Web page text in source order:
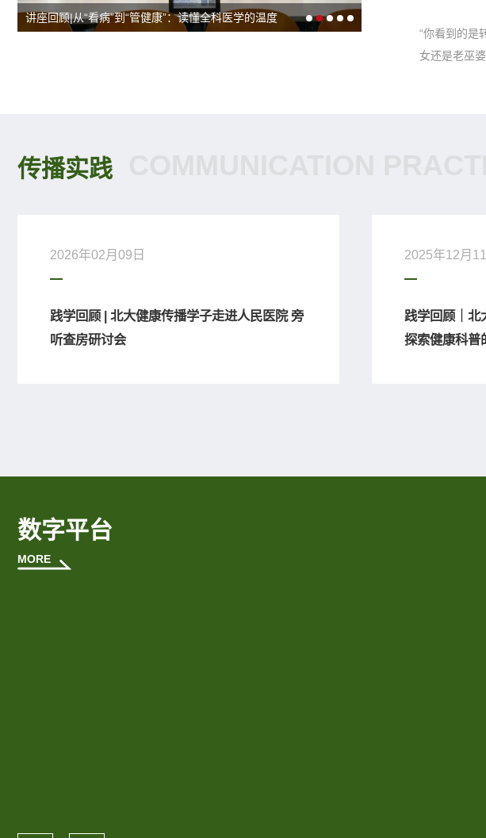
讲座回顾 | 岳伟华：心理健康识别与干预
“你看到的是
女还是老巫
传播实践
2026年02月09日
践学回顾 | 北大健康传播学子走进人民医院 旁
听查房研讨会
2025年12月
践学回顾｜北
探索健康科普
数字平台
MORE